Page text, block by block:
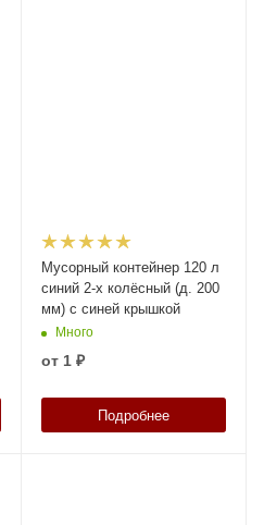
Мусорный контейнер 120 л
синий 2-х колёсный (д. 200
мм) с синей крышкой
Много
от 1 ₽
Подробнее